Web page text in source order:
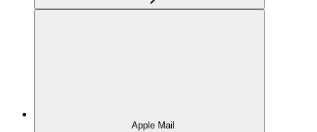
Apple Mail